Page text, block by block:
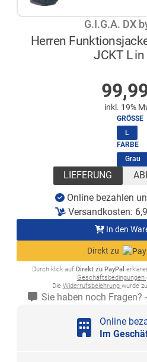
G.I.G.A. DX
Herren
JCKT L in
inkl. 19%
GRÖSSE
L
FARBE
Grau
LIEFERUNG
Online bezahlen
Versandkosten:
In den
Direkt zu
Durch klick auf Direkt zu PayPal
Geschäftsbedingungen
Die Widerrufsbelehrung wurde
Sie haben noch Fragen?
Online
Im